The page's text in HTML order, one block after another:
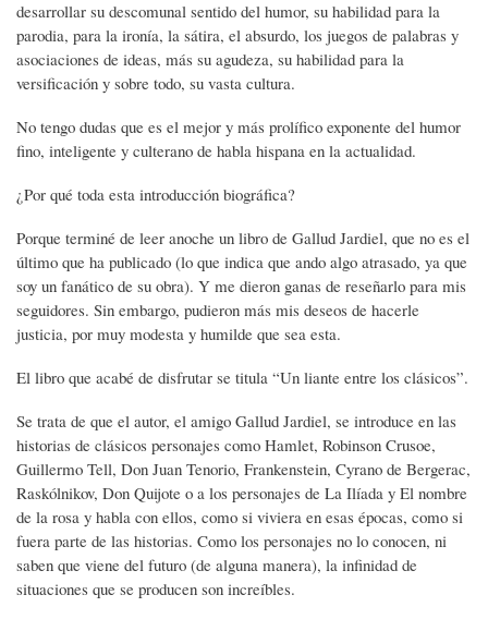
desarrollar su descomunal sentido del humor, su habilidad para la
parodia, para la ironía, la sátira, el absurdo, los juegos de palabras y
asociaciones de ideas, más su agudeza, su habilidad para la
versificación y sobre todo, su vasta cultura.
No tengo dudas que es el mejor y más prolífico exponente del humor
fino, inteligente y culterano de habla hispana en la actualidad.
¿Por qué toda esta introducción biográfica?
Porque terminé de leer anoche un libro de Gallud Jardiel, que no es el
último que ha publicado (lo que indica que ando algo atrasado, ya que
soy un fanático de su obra). Y me dieron ganas de reseñarlo para mis
seguidores. Sin embargo, pudieron más mis deseos de hacerle
justicia, por muy modesta y humilde que sea esta.
El libro que acabé de disfrutar se titula “Un liante entre los clásicos”.
Se trata de que el autor, el amigo Gallud Jardiel, se introduce en las
historias de clásicos personajes como Hamlet, Robinson Crusoe,
Guillermo Tell, Don Juan Tenorio, Frankenstein, Cyrano de Bergerac,
Raskólnikov, Don Quijote o a los personajes de La Ilíada y El nombre
de la rosa y habla con ellos, como si viviera en esas épocas, como si
fuera parte de las historias. Como los personajes no lo conocen, ni
saben que viene del futuro (de alguna manera), la infinidad de
situaciones que se producen son increíbles.